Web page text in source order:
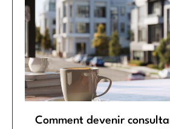
Comment devenir